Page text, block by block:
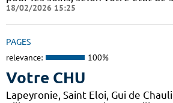
18/02/2026 15:25
PAGES
relevance: 100%
Votre CHU
Lapeyronie, Saint Eloi, Gui de